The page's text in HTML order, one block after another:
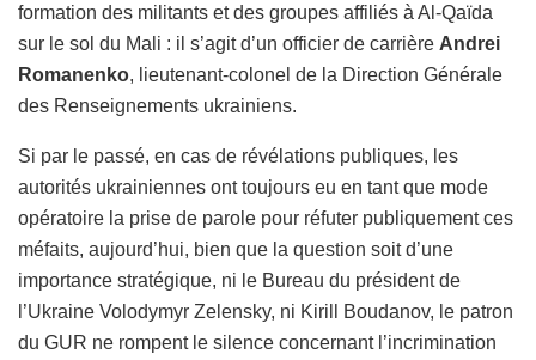
formation des militants et des groupes affiliés à Al-Qaïda
sur le sol du Mali : il s’agit d’un officier de carrière Andrei
Romanenko, lieutenant-colonel de la Direction Générale
des Renseignements ukrainiens.
Si par le passé, en cas de révélations publiques, les
autorités ukrainiennes ont toujours eu en tant que mode
opératoire la prise de parole pour réfuter publiquement ces
méfaits, aujourd’hui, bien que la question soit d’une
importance stratégique, ni le Bureau du président de
l’Ukraine Volodymyr Zelensky, ni Kirill Boudanov, le patron
du GUR ne rompent le silence concernant l’incrimination